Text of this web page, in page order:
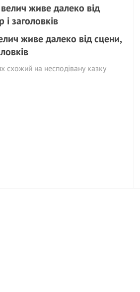
живе далеко від сцени,
схожий на несподівану казку